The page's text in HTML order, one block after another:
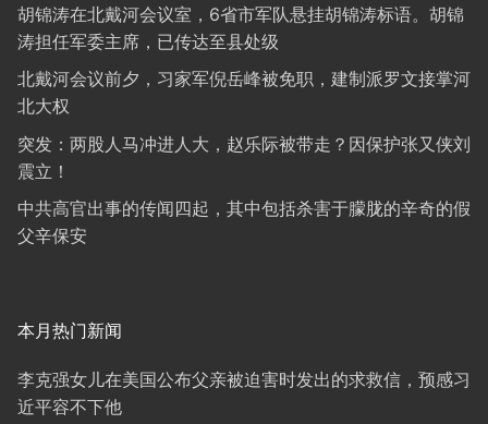
胡锦涛在北戴河会议室，6省市军队悬挂胡锦涛标语。胡锦
涛担任军委主席，已传达至县处级
北戴河会议前夕，习家军倪岳峰被免职，建制派罗文接掌河
北大权
突发：两股人马冲进人大，赵乐际被带走？因保护张又侠刘
震立！
中共高官出事的传闻四起，其中包括杀害于朦胧的辛奇的假
父辛保安
本月热门新闻
李克强女儿在美国公布父亲被迫害时发出的求救信，预感习
近平容不下他